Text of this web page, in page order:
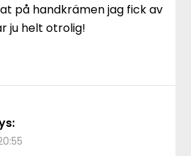
på handkrämen jag fick av
ju helt otrolig!